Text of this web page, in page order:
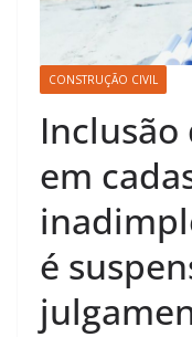
CONSTRUÇÃO CIVIL
em
é